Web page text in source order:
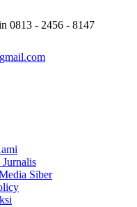
0813 - 2456 - 8147
Siber